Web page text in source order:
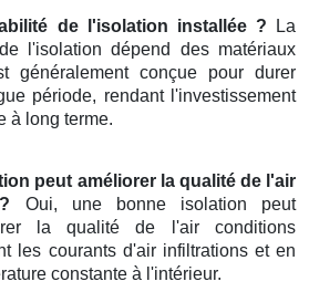
de l'isolation installée ? La
l'isolation dépend des matériaux
généralement conçue pour durer
période, rendant l'investissement
à long terme.
peut améliorer la qualité de l'air
Oui, une bonne isolation peut
la qualité de l'air conditions
les courants d'air infiltrations et en
constante à l'intérieur.